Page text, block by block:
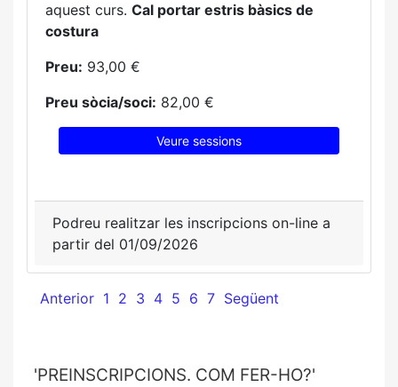
aquest curs. Cal portar estris bàsics de
costura
Preu: 93,00 €
Preu sòcia/soci: 82,00 €
Veure sessions
Podreu realitzar les inscripcions on-line a
partir del 01/09/2026
Anterior 1 2 3 4 5 6 7 Següent
'PREINSCRIPCIONS. COM FER-HO?'